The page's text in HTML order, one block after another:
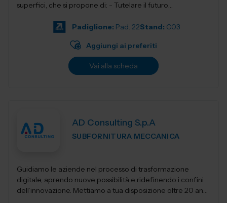
superfici, che si propone di: - Tutelare il futuro
Padiglione: Pad. 22Stand: C03
Aggiungi ai preferiti
Vai alla scheda
AD Consulting S.p.A
SUBFORNITURA MECCANICA
Guidiamo le aziende nel processo di trasformazione
digitale, aprendo nuove possibilità e ridefinendo i confini
dell’innovazione. Mettiamo a tua disposizione oltre 20 anni